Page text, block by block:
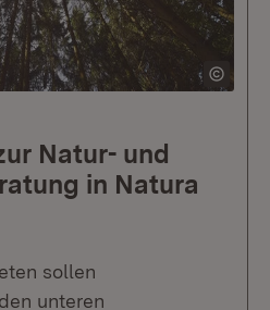
Natur- und
in Natura
sollen
unteren